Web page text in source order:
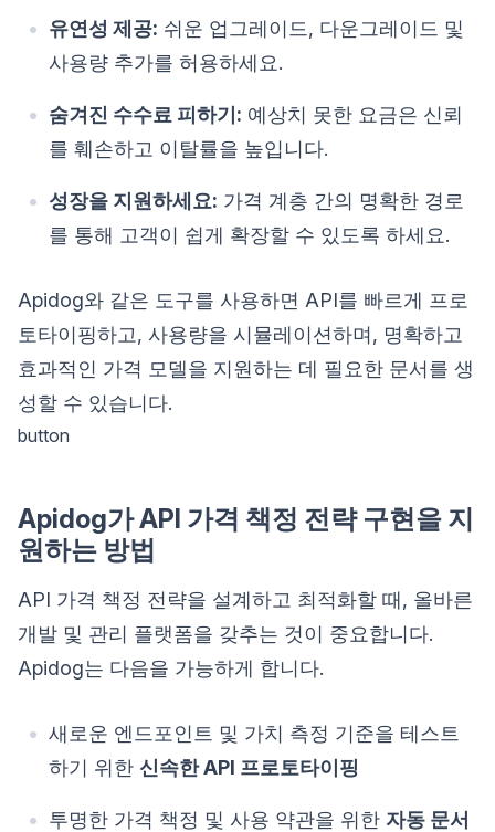
유연성 제공: 쉬운 업그레이드, 다운그레이드 및
사용량 추가를 허용하세요.
숨겨진 수수료 피하기: 예상치 못한 요금은 신뢰
를 훼손하고 이탈률을 높입니다.
성장을 지원하세요: 가격 계층 간의 명확한 경로
를 통해 고객이 쉽게 확장할 수 있도록 하세요.
Apidog와 같은 도구를 사용하면 API를 빠르게 프로
토타이핑하고, 사용량을 시뮬레이션하며, 명확하고
효과적인 가격 모델을 지원하는 데 필요한 문서를 생
성할 수 있습니다.
button
Apidog가 API 가격 책정 전략 구현을 지
원하는 방법
API 가격 책정 전략을 설계하고 최적화할 때, 올바른
개발 및 관리 플랫폼을 갖추는 것이 중요합니다.
Apidog는 다음을 가능하게 합니다.
새로운 엔드포인트 및 가치 측정 기준을 테스트
하기 위한 신속한 API 프로토타이핑
투명한 가격 책정 및 사용 약관을 위한 자동 문서